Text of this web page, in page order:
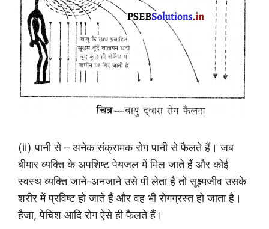
(ii) पानी से – अनेक संक्रामक रोग पानी से फैलते हैं। जब
बीमार व्यक्ति के अपशिष्ट पेयजल में मिल जाते हैं और कोई
स्वस्थ व्यक्ति जाने-अनजाने उसे पी लेता है तो सूक्ष्मजीव उसके
शरीर में प्रविष्ट हो जाते हैं और वह भी रोगग्रस्त हो जाता है।
हैजा, पेचिश आदि रोग ऐसे ही फैलते हैं।